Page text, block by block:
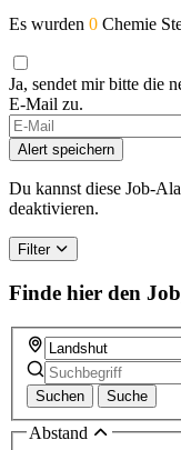
Es wurden 0 Chemie
Ja, sendet mir bitte die
E-Mail zu.
Alert speichern
Du kannst diese Job-
deaktivieren.
Filter
Finde hier den
Suchen Suche
Abstand